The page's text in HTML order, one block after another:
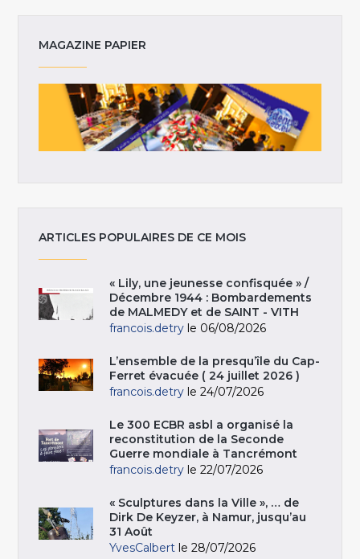
MAGAZINE PAPIER
ARTICLES POPULAIRES DE CE MOIS
« Lily, une jeunesse confisquée » /
Décembre 1944 : Bombardements
de MALMEDY et de SAINT - VITH
francois.detry le 06/08/2026
L’ensemble de la presqu’île du Cap-
Ferret évacuée ( 24 juillet 2026 )
francois.detry le 24/07/2026
Le 300 ECBR asbl a organisé la
reconstitution de la Seconde
Guerre mondiale à Tancrémont
francois.detry le 22/07/2026
« Sculptures dans la Ville », … de
Dirk De Keyzer, à Namur, jusqu’au
31 Août
YvesCalbert le 28/07/2026